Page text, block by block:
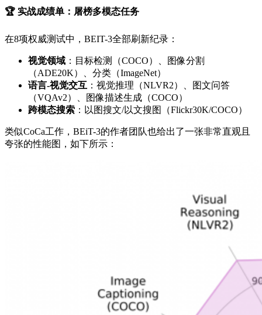
🏆 实战成绩单：屠榜多模态任务
在8项权威测试中，BEIT-3全部刷新纪录：
视觉领域 ：目标检测（COCO）、图像分割
（ADE20K）、分类（ImageNet）
语言-视觉交互 ：视觉推理（NLVR2）、图文问答
（VQAv2）、图像描述生成（COCO）
跨模态搜索 ：以图搜文/以文搜图（Flickr30K/COCO）
类似CoCa工作，BEiT-3的作者团队也给出了一张非常直观且
夸张的性能图，如下所示：